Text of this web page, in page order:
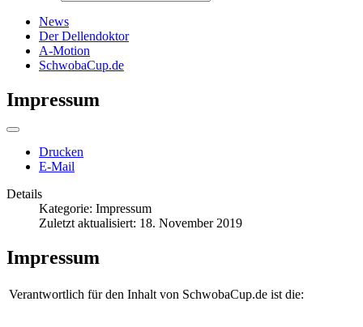
News
Der Dellendoktor
A-Motion
SchwobaCup.de
Impressum
Drucken
E-Mail
Details
Kategorie: Impressum
Zuletzt aktualisiert: 18. November 2019
Impressum
Verantwortlich für den Inhalt von SchwobaCup.de ist die: